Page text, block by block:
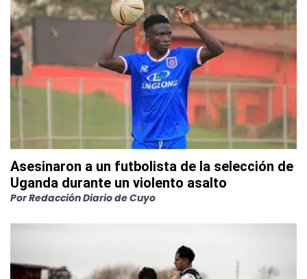
Asesinaron a un futbolista de la selección de
Uganda durante un violento asalto
PorRedacción Diario de Cuyo